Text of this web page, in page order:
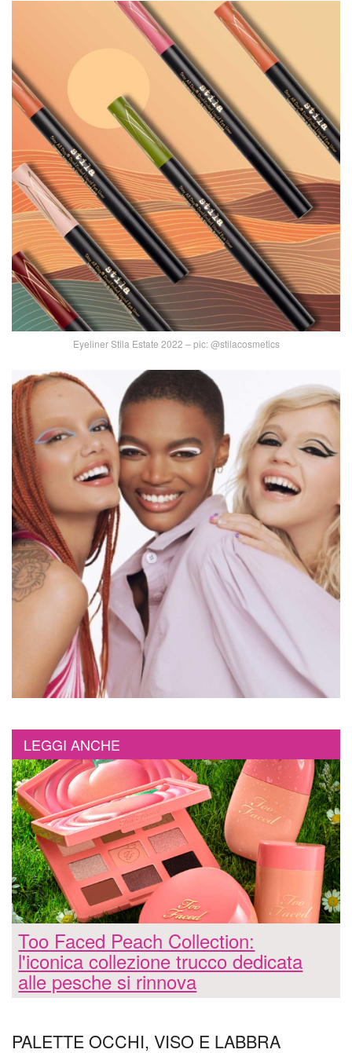
Eyeliner Stila Estate 2022 – pic: @stilacosmetics
LEGGI ANCHE
Too Faced Peach Collection:
l'iconica collezione trucco dedicata
alle pesche si rinnova
PALETTE OCCHI, VISO E LABBRA